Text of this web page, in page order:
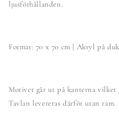
ljusförhållanden.
Format: 70 x 70 cm | Akryl på
Motivet går ut på kanterna
Tavlan levereras därför utan ram.